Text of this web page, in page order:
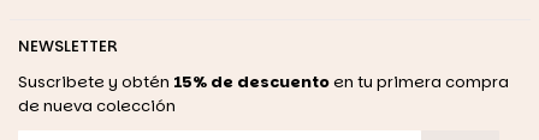
NEWSLETTER
Suscribete y obtén 15% de descuentoen tu primera compra
de nueva colección